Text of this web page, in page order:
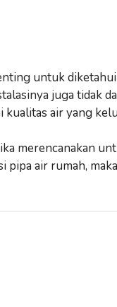
untuk diketahui
juga tidak
air yang
merencanakan
pipa air rumah,